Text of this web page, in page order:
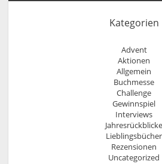
Kategorien
Advent
Aktionen
Allgemein
Buchmesse
Challenge
Gewinnspiel
Interviews
Jahresrückblicke
Lieblingsbücher
Rezensionen
Uncategorized